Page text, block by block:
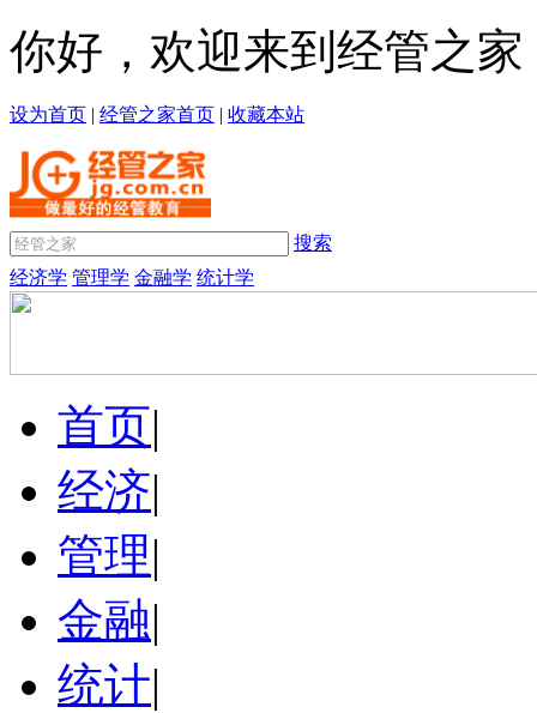
你好，欢迎来到经管之家
设为首页 | 经管之家首页 | 收藏本站
搜索
经济学 管理学 金融学 统计学
首页|
经济|
管理|
金融|
统计|